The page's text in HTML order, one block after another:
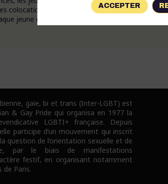
colocations en diffus pour se rétablir, bénéficier
jeune est accompagné.e par un.e
gaie, bi et trans (Inter-LGBT) est
& Gay Pride qui organisa en 1977 la
LGBTI+ française. Depuis
participe d’un mouvement qui inscrit
question de l’orientation sexuelle et de
par le biais de manifestations
festif, en organisant notamment
de Paris.
ACCEPTER